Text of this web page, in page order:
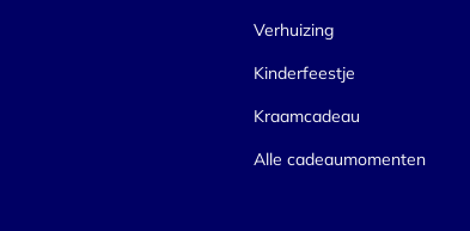
Verhuizing
Kinderfeestje
Kraamcadeau
Alle cadeaumomenten